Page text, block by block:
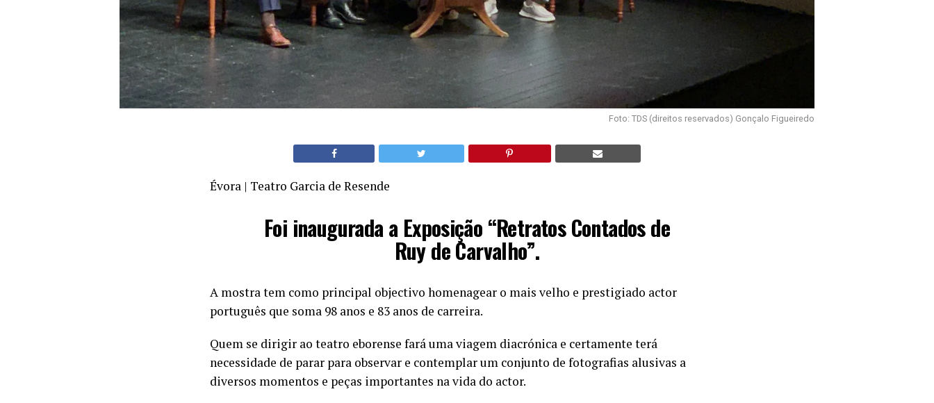
Foto: TDS (direitos reservados) Gonçalo Figueiredo
Évora | Teatro Garcia de Resende
Foi inaugurada a Exposição “Retratos Contados de
Ruy de Carvalho”.
A mostra tem como principal objectivo homenagear o mais velho e prestigiado actor
português que soma 98 anos e 83 anos de carreira.
Quem se dirigir ao teatro eborense fará uma viagem diacrónica e certamente terá
necessidade de parar para observar e contemplar um conjunto de fotografias alusivas a
diversos momentos e peças importantes na vida do actor.